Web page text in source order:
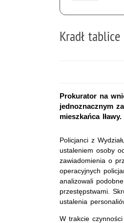
Kradł
Prokurator na
jednoznacznym
mieszkańca
Policjanci z
ustaleniem osoby
zawiadomienia o
operacyjnych
analizowali
przestępstwami.
ustalenia
W trakcie